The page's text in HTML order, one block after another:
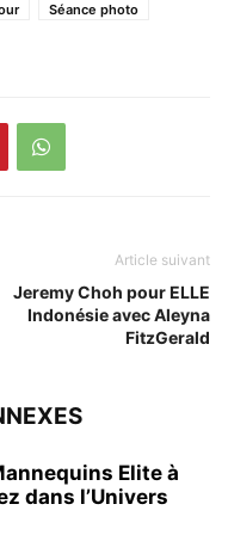
Séance photo
Article suivant
Jeremy Choh pour ELLE
Indonésie avec Aleyna
FitzGerald
Elite à
dans l’Univers